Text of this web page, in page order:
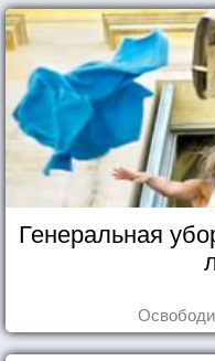
Генеральная